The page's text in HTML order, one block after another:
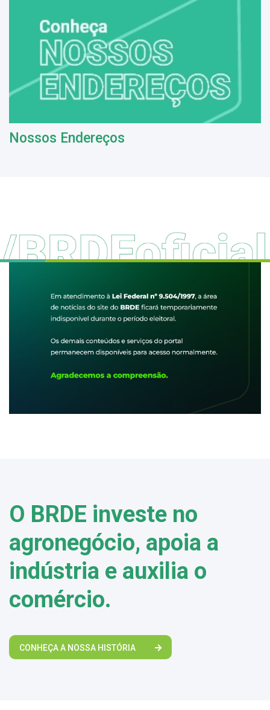
Nossos Endereços
O BRDE investe no
agronegócio, apoia a
indústria e auxilia o
comércio.
CONHEÇA A NOSSA HISTÓRIA